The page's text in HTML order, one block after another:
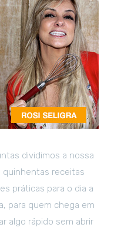
dividimos a nossa
quinhentas receitas
práticas para o dia a
para quem chega em
algo rápido sem abrir